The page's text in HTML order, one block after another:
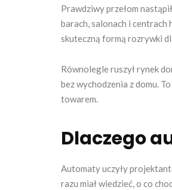
Prawdziwy przełom
barach, salonach i centrach
skuteczną formą rozrywki
Równolegle ruszył rynek
bez wychodzenia z domu.
towarem.
Dlaczego
Automaty uczyły
razu miał wiedzieć, o co